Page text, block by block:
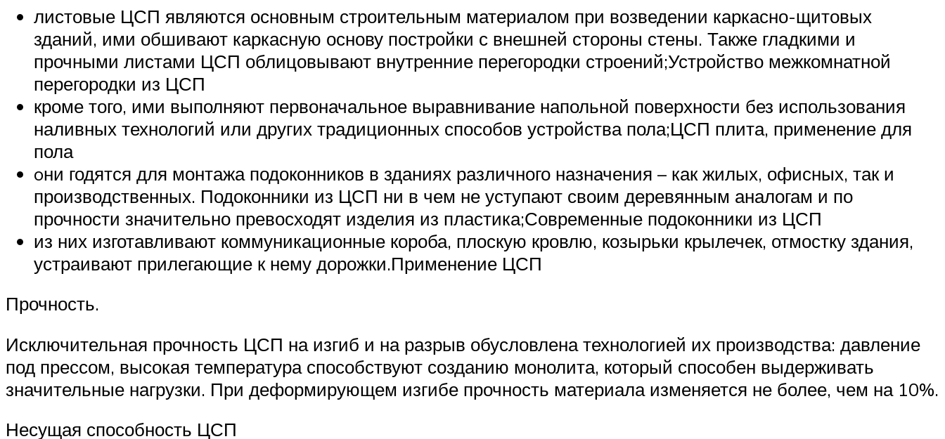
листовые ЦСП являются основным строительным материалом при возведении каркасно-щитовых
зданий, ими обшивают каркасную основу постройки с внешней стороны стены. Также гладкими и
прочными листами ЦСП облицовывают внутренние перегородки строений;Устройство межкомнатной
перегородки из ЦСП
кроме того, ими выполняют первоначальное выравнивание напольной поверхности без использования
наливных технологий или других традиционных способов устройства пола;ЦСП плита, применение для
пола
oни годятся для монтажа подоконников в зданиях различного назначения – как жилых, офисных, так и
производственных. Подоконники из ЦСП ни в чем не уступают своим деревянным аналогам и по
прочности значительно превосходят изделия из пластика;Современные подоконники из ЦСП
из них изготавливают коммуникационные короба, плоскую кровлю, козырьки крылечек, отмостку здания,
устраивают прилегающие к нему дорожки.Применение ЦСП
Прочность.
Исключительная прочность ЦСП на изгиб и на разрыв обусловлена технологией их производства: давление
под прессом, высокая температура способствуют созданию монолита, который способен выдерживать
значительные нагрузки. При деформирующем изгибе прочность материала изменяется не более, чем на 10%.
Несущая способность ЦСП